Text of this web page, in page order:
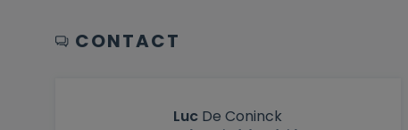
CONTACT
Luc De Coninck